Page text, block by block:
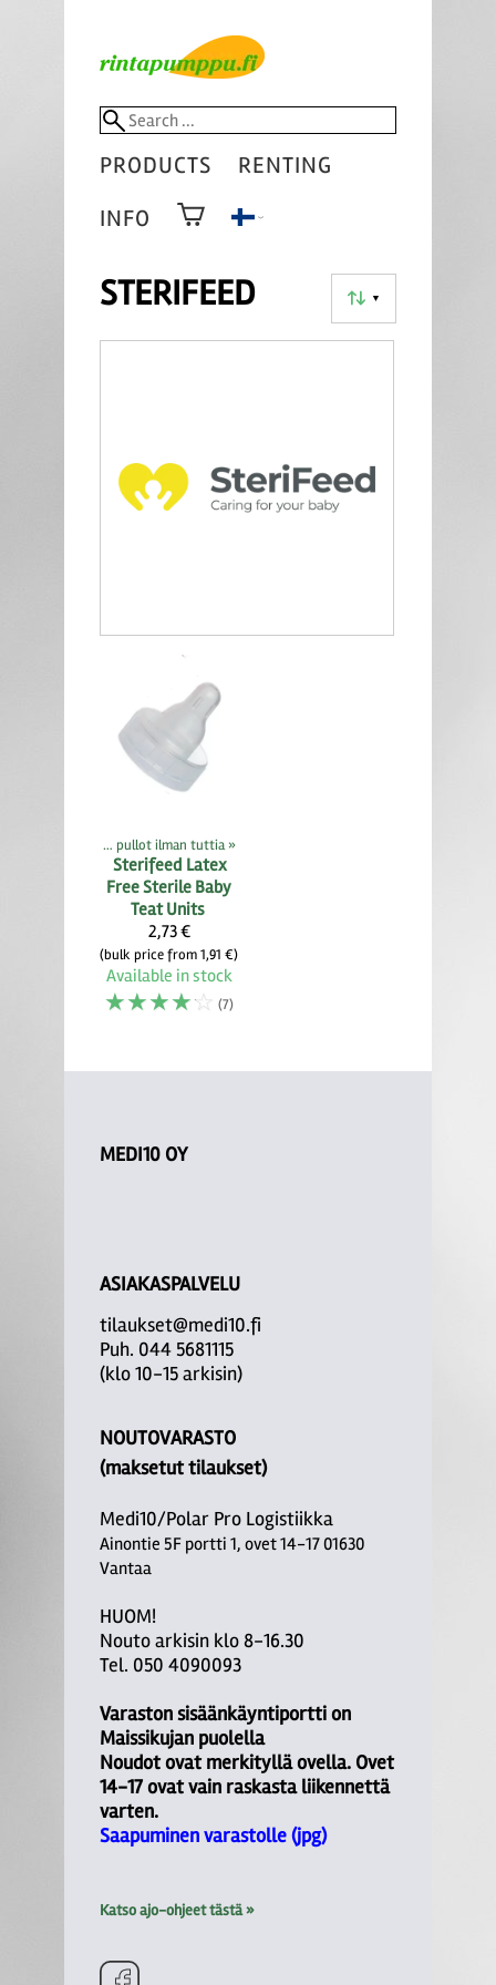
PRODUCTS
RENTING
INFO
▼
STERIFEED
Tuttipullot, pullotutit ja pullot ilman tuttia ‪»
Sterifeed Latex
Free Sterile Baby
Teat Units
2,73 €
(bulk price from 1,91 €)
Available in stock
☆☆☆☆☆ (7)
MEDI10 OY
ASIAKASPALVELU
tilaukset@medi10.fi
Puh. 044 5681115
(klo 10-15 arkisin)
NOUTOVARASTO
(maksetut tilaukset)
Medi10/Polar Pro Logistiikka
Ainontie 5F portti 1, ovet 14-17 01630
Vantaa
HUOM!
Nouto arkisin klo 8-16.30
Tel. 050 4090093
Varaston sisäänkäyntiportti on
Maissikujan puolella
Noudot ovat merkityllä ovella. Ovet
14-17 ovat vain raskasta liikennettä
varten.
Saapuminen varastolle (jpg)
Katso ajo-ohjeet tästä »